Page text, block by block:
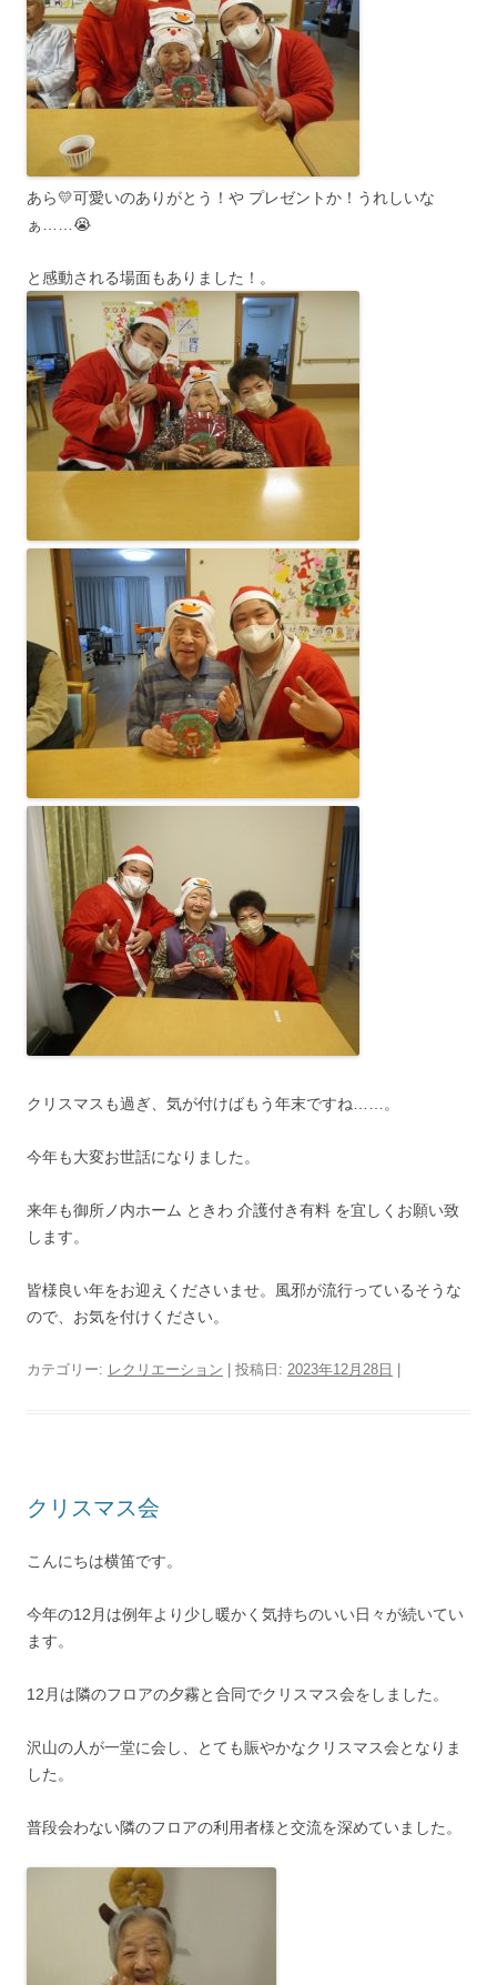
あら💛可愛いのありがとう！や プレゼントか！うれしいな
ぁ……😭
と感動される場面もありました！。
クリスマスも過ぎ、気が付けばもう年末ですね……。
今年も大変お世話になりました。
来年も御所ノ内ホーム ときわ 介護付き有料 を宜しくお願い致
します。
皆様良い年をお迎えくださいませ。風邪が流行っているそうな
ので、お気を付けください。
カテゴリー: レクリエーション | 投稿日: 2023年12月28日
クリスマス会
こんにちは横笛です。
今年の12月は例年より少し暖かく気持ちのいい日々が続いてい
ます。
12月は隣のフロアの夕霧と合同でクリスマス会をしました。
沢山の人が一堂に会し、とても賑やかなクリスマス会となりま
した。
普段会わない隣のフロアの利用者様と交流を深めていました。